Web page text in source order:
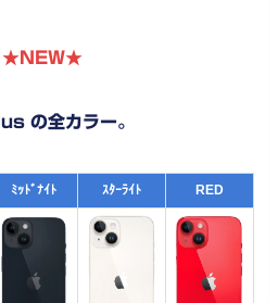
★NEW★
の全カラー。
ﾐｯﾄﾞﾅｲﾄ ｽﾀｰﾗｲﾄ RED